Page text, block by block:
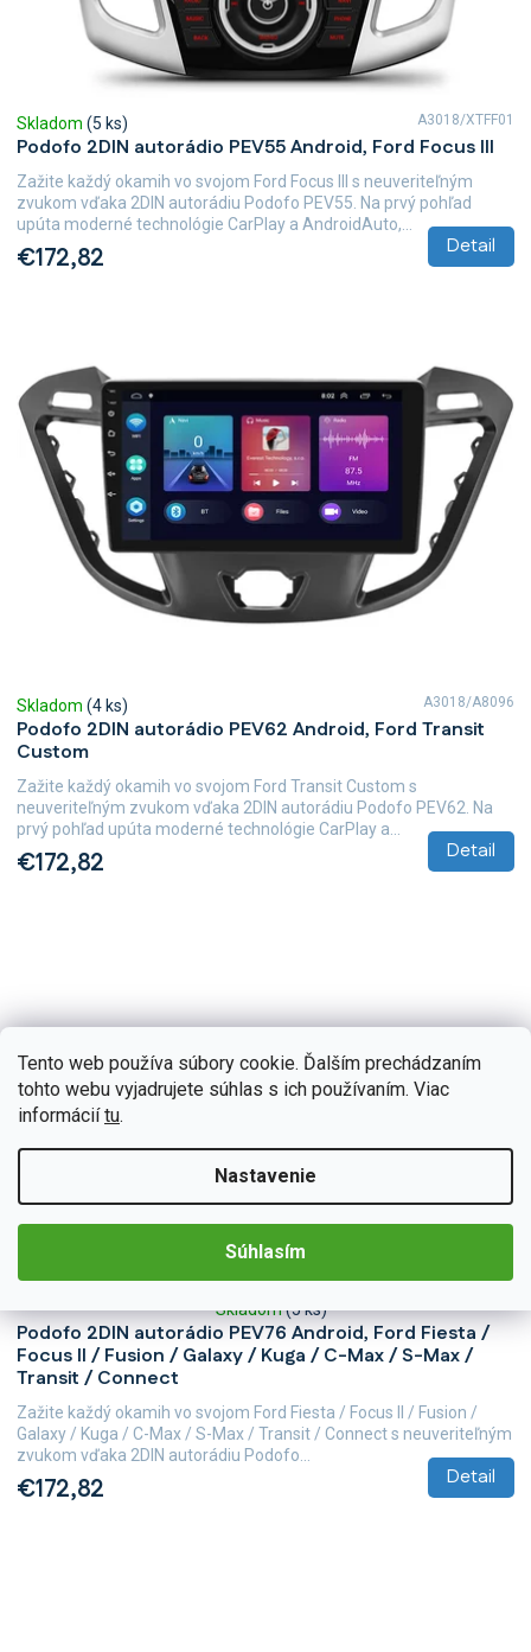
Tento web používa súbory cookie. Ďalším prechádzaním
tohto webu vyjadrujete súhlas s ich používaním. Viac
informáciítu.
Nastavenie
Súhlasím
Podofo 2DIN autorádio PEV55 Android, Ford Focus III
Skladom (5 ks)
€172,82 Detail
Zažite každý okamih vo svojom Ford Focus III s neuveriteľným
zvukom vďaka 2DIN autorádiu Podofo PEV55. Na prvý pohľad
upúta moderné technológie CarPlay a AndroidAuto,...
A3018/XTFF01
Podofo 2DIN autorádio PEV62 Android, Ford Transit
Custom
Skladom (4 ks)
€172,82 Detail
Zažite každý okamih vo svojom Ford Transit Custom s
neuveriteľným zvukom vďaka 2DIN autorádiu Podofo PEV62. Na
prvý pohľad upúta moderné technológie CarPlay a...
A3018/A8096
Podofo 2DIN autorádio PEV76 Android, Ford Fiesta /
Focus II / Fusion / Galaxy / Kuga / C-Max / S-Max /
Transit / Connect
Priemerné
hodnotenie
produktu
je
5,0
z
5
Skladom(5 ks)
€172,82 Detail
Zažite každý okamih vo svojom Ford Fiesta / Focus II / Fusion /
Galaxy / Kuga / C-Max / S-Max / Transit / Connect s neuveriteľným
zvukom vďaka 2DIN autorádiu Podofo...